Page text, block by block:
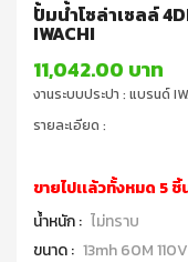
ปั้มน้ำโซล่าเซลล์
IWACHI
11,042.00 บาท
งานระบบประปา : แบรนด์
รายละเอียด :
ขายไปเเล้วทั้งหมด 5 ชิ้
น้ำหนัก : ไม่ทราบ
ขนาด : 13mh 60M